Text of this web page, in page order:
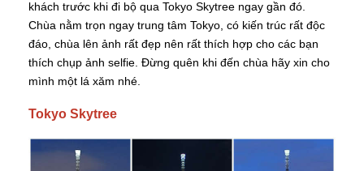
khách trước khi đi bộ qua Tokyo Skytree ngay gần đó.
Chùa nằm trọn ngay trung tâm Tokyo, có kiến trúc rất độc
đáo, chùa lên ảnh rất đẹp nên rất thích hợp cho các bạn
thích chụp ảnh selfie. Đừng quên khi đến chùa hãy xin cho
mình một lá xăm nhé.
Tokyo Skytree